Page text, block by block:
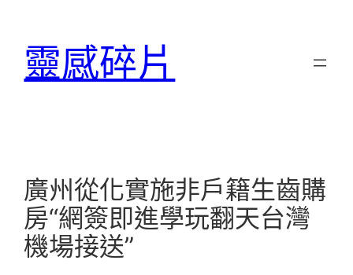
靈感碎片
廣州從化實施非戶籍生齒購
房“網簽即進學玩翻天台灣
機場接送”